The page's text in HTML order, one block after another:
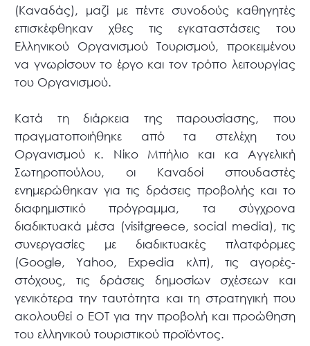
(Καναδάς), μαζί με πέντε συνοδούς καθηγητές
επισκέφθηκαν χθες τις εγκαταστάσεις του
Ελληνικού Οργανισμού Τουρισμού, προκειμένου
να γνωρίσουν το έργο και τον τρόπο λειτουργίας
του Οργανισμού.
Κατά τη διάρκεια της παρουσίασης, που
πραγματοποιήθηκε από τα στελέχη του
Οργανισμού κ. Νίκο Μπήλιο και κα Αγγελική
Σωτηροπούλου, οι Καναδοί σπουδαστές
ενημερώθηκαν για τις δράσεις προβολής και το
διαφημιστικό πρόγραμμα, τα σύγχρονα
διαδικτυακά μέσα (visitgreece, social media), τις
συνεργασίες με διαδικτυακές πλατφόρμες
(Google, Yahoo, Expedia κλπ), τις αγορές-
στόχους, τις δράσεις δημοσίων σχέσεων και
γενικότερα την ταυτότητα και τη στρατηγική που
ακολουθεί ο ΕΟΤ για την προβολή και προώθηση
του ελληνικού τουριστικού προϊόντος.